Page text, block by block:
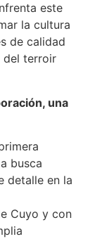
este
la cultura
de calidad
del terroir
una
busca
detalle en la
Cuyo y con